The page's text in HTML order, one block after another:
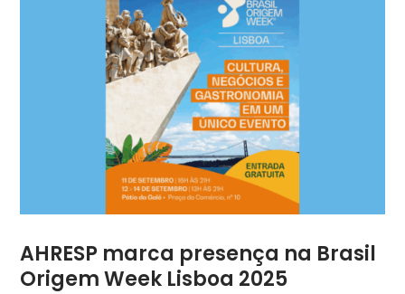
AHRESP marca presença na Brasil
Origem Week Lisboa 2025